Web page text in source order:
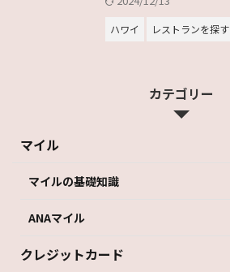
ハワイ レストランを探す
カテゴリー
マイル
マイルの基礎知識
ANAマイル
クレジットカード